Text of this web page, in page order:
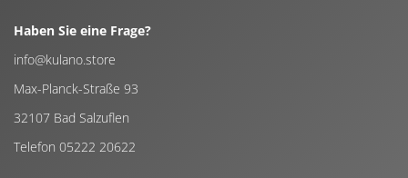
Haben Sie eine Frage?
info@kulano.store
Max-Planck-Straße 93
32107 Bad Salzuflen
Telefon 05222 20622